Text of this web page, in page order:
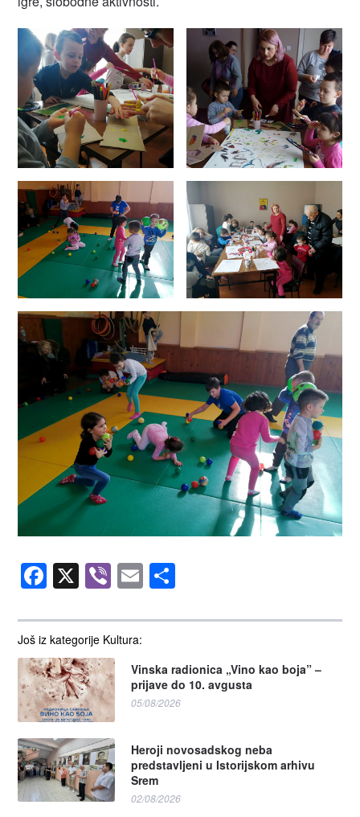
Još iz kategorije Kultura:
Vinska radionica „Vino kao boja” –
prijave do 10. avgusta
05/08/2026
Heroji novosadskog neba
predstavljeni u Istorijskom arhivu
Srem
02/08/2026
Facebook
X ViberEmail